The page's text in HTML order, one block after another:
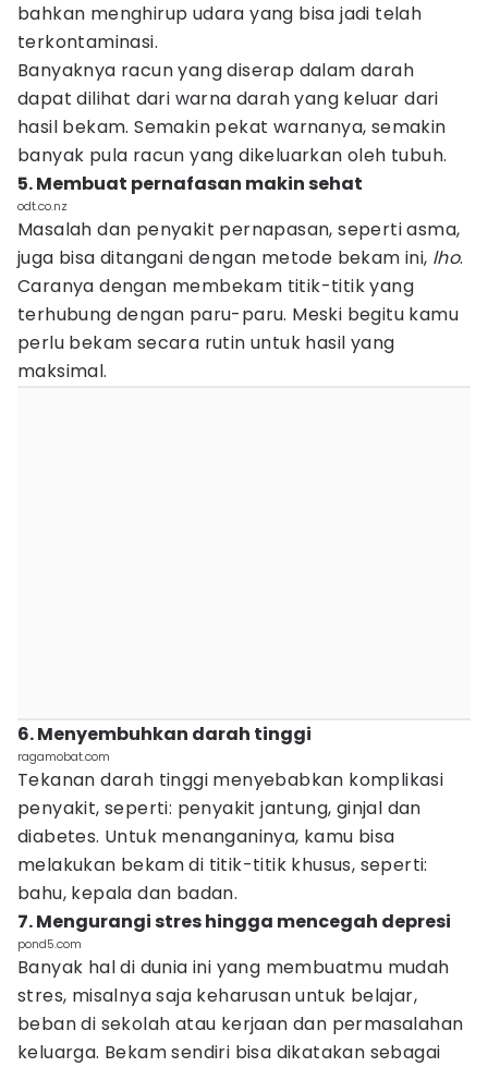
bahkan menghirup udara yang bisa jadi telah
terkontaminasi.
Banyaknya racun yang diserap dalam darah
dapat dilihat dari warna darah yang keluar dari
hasil bekam. Semakin pekat warnanya, semakin
banyak pula racun yang dikeluarkan oleh tubuh.
5. Membuat pernafasan makin sehat
odt.co.nz
Masalah dan penyakit pernapasan, seperti asma,
juga bisa ditangani dengan metode bekam ini, lho.
Caranya dengan membekam titik-titik yang
terhubung dengan paru-paru. Meski begitu kamu
perlu bekam secara rutin untuk hasil yang
maksimal.
6. Menyembuhkan darah tinggi
ragamobat.com
Tekanan darah tinggi menyebabkan komplikasi
penyakit, seperti: penyakit jantung, ginjal dan
diabetes. Untuk menanganinya, kamu bisa
melakukan bekam di titik-titik khusus, seperti:
bahu, kepala dan badan.
7. Mengurangi stres hingga mencegah depresi
pond5.com
Banyak hal di dunia ini yang membuatmu mudah
stres, misalnya saja keharusan untuk belajar,
beban di sekolah atau kerjaan dan permasalahan
keluarga. Bekam sendiri bisa dikatakan sebagai